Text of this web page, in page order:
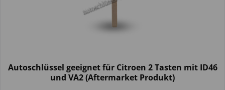
Autoschlüssel geeignet für Citroen 2 Tasten mit ID46
und VA2 (Aftermarket Produkt)